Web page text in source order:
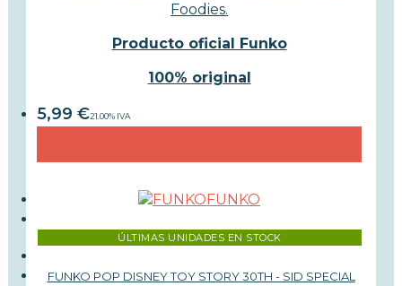
Foodies.
Producto oficial Funko
100% original
5,99 €21.00% IVA
FUNKO
ÚLTIMAS UNIDADES EN STOCK
FUNKO POP DISNEY TOY STORY 30TH - SID SPECIAL